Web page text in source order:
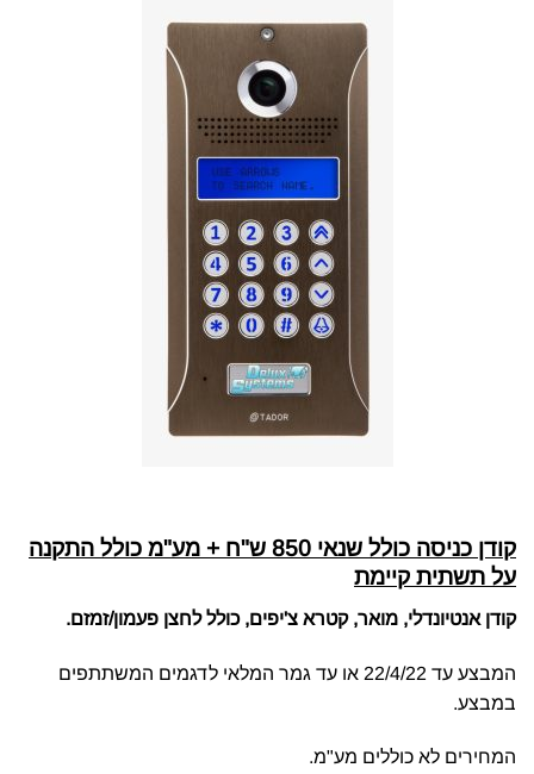
קודן כניסה כולל שנאי 850 ש"ח + מע"מ כולל התקנה
על תשתית קיימת
קודן אנטיונדלי, מואר, קטרא צ'יפים, כולל לחצן פעמון/זמזם.
המבצע עד 22/4/22 או עד גמר המלאי לדגמים המשתתפים
במבצע.
המחירים לא כוללים מע"מ.